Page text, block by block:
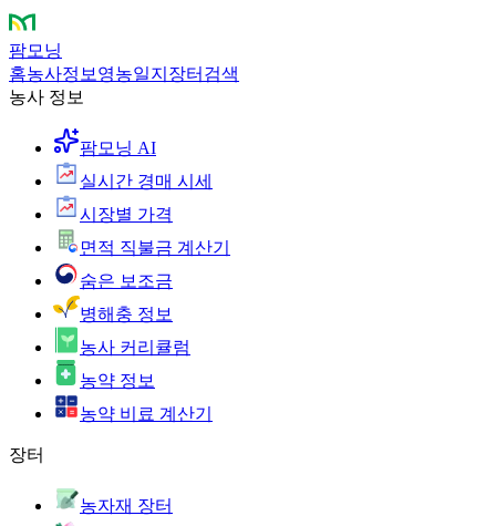
팜모닝
홈농사정보 영농일지 장터 검색
농사 정보
팜모닝 AI
실시간 경매 시세
시장별 가격
면적 직불금 계산기
숨은 보조금
병해충 정보
농사 커리큘럼
농약 정보
농약 비료 계산기
장터
농자재 장터